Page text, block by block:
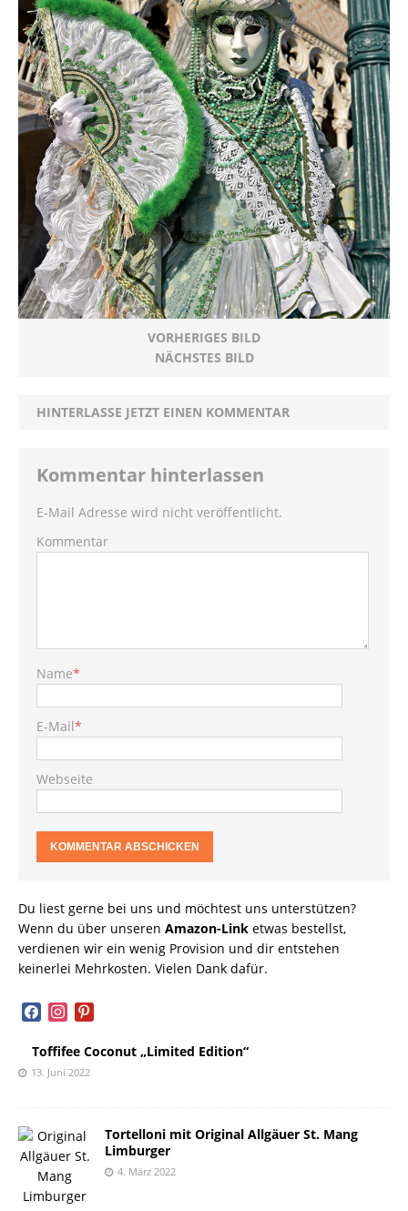
VORHERIGES BILD
NÄCHSTES BILD
HINTERLASSE JETZT EINEN KOMMENTAR
Kommentar hinterlassen
E-Mail Adresse wird nicht veröffentlicht.
Kommentar
Name*
E-Mail*
Webseite
Du liest gerne bei uns und möchtest uns unterstützen?
Wenn du über unseren Amazon-Link etwas bestellst,
verdienen wir ein wenig Provision und dir entstehen
keinerlei Mehrkosten. Vielen Dank dafür.
facebookinstagram
pinterest
Toffifee Coconut „Limited Edition“
13. Juni 2022
Tortelloni mit Original Allgäuer St. Mang
Limburger
4. März 2022